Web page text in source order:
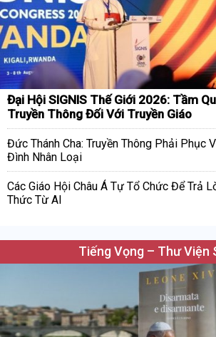
Đại Hội SIGNIS Thế Giới 2026: Tầm
Truyền Thông Đối Với Truyền Giáo
Đức Thánh Cha: Truyền Thông Phải Phục
Đình Nhân Loại
Các Giáo Hội Châu Á Tự Tổ Chức Để Trả
Thức Từ AI
Tiếng Vọng – Thư Viện